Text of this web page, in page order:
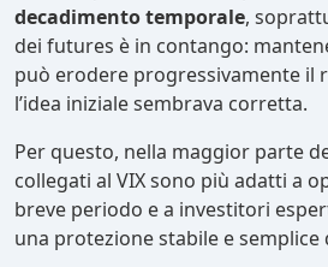
decadimento temporale,
dei futures è in contango:
può erodere progressivamente il
l’idea iniziale sembrava corretta.
Per questo, nella maggior parte
collegati al VIX sono più adatti a
breve periodo e a investitori
una protezione stabile e